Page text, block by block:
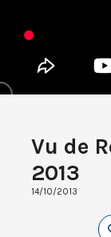
Vu de
2013
14/10/2013